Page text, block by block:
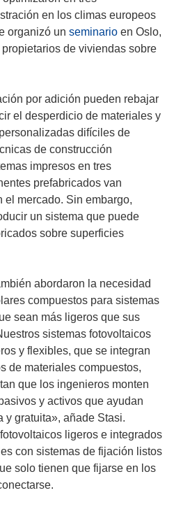
en los climas europeos
organizó un seminario en Oslo,
de viviendas sobre
por adición pueden rebajar
el desperdicio de materiales y
difíciles de
de construcción
impresos en tres
prefabricados van
el mercado. Sin embargo,
un sistema que puede
sobre superficies
abordaron la necesidad
compuestos para sistemas
sean más ligeros que sus
sistemas fotovoltaicos
y flexibles, que se integran
de materiales compuestos,
que los ingenieros monten
y activos que ayudan
y gratuita», añade Stasi.
ligeros e integrados
con sistemas de fijación listos
solo tienen que fijarse en los